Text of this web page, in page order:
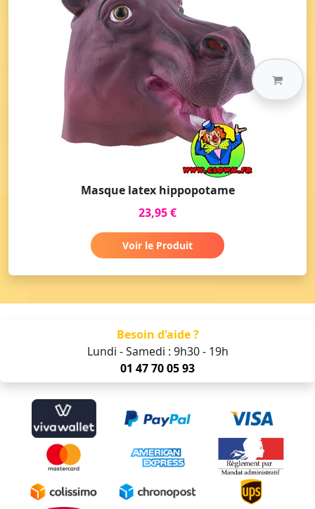
Masque latex hippopotame
23,95 €
Voir le Produit
Besoin d'aide ?
Lundi - Samedi : 9h30 - 19h
01 47 70 05 93